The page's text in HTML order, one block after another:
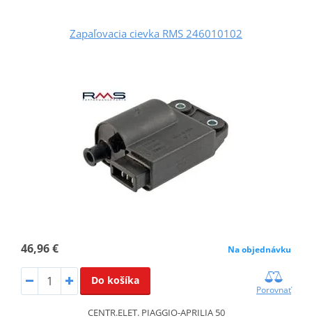
Zapaľovacia cievka RMS 246010102
46,96 € Na objednávku
Do košíka
Porovnať
CENTR.ELET. PIAGGIO-APRILIA 50